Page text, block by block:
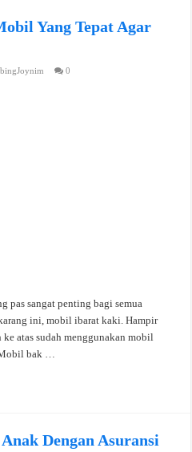
Yang Tepat Agar
0
pas sangat penting bagi semua
ini, mobil ibarat kaki. Hampir
ke atas sudah menggunakan mobil
Mobil bak …
Dengan Asuransi